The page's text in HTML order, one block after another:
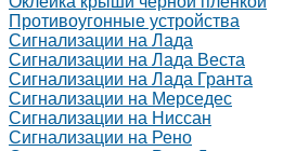
Противоугонные устройства
Сигнализации на Лада
Сигнализации на Лада Веста
Сигнализации на Лада Гранта
Сигнализации на Мерседес
Сигнализации на Ниссан
Сигнализации на Рено